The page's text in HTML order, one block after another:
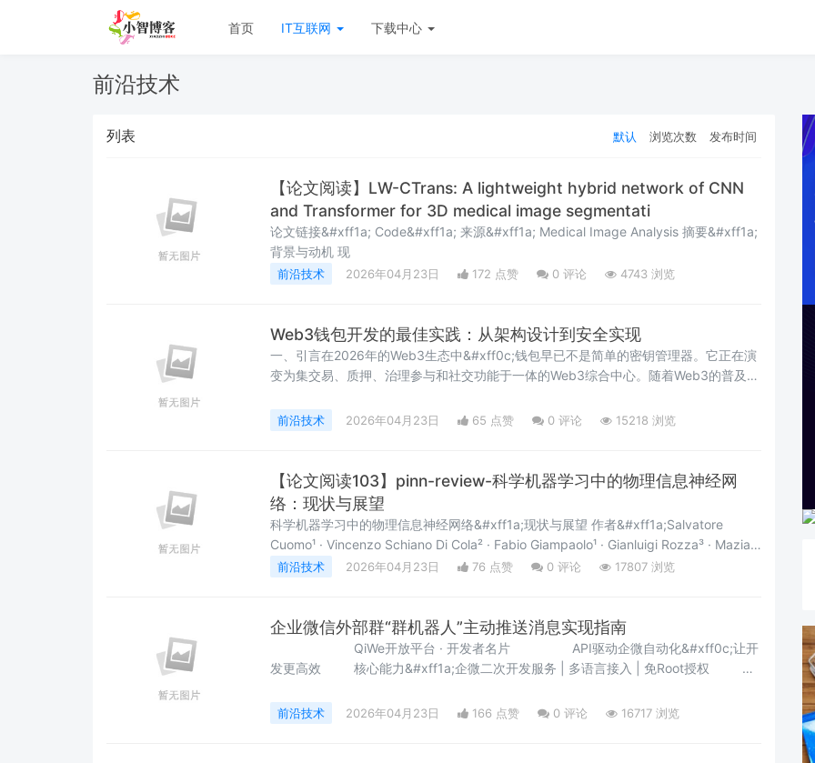
首页 IT互联网 下载中心
前沿技术
列表 默认 浏览次数 发布时间
【论文阅读】LW-CTrans: A lightweight hybrid network of CNN
and Transformer for 3D medical image segmentati
论文链接&#xff1a; Code&#xff1a; 来源&#xff1a; Medical Image Analysis 摘要&#xff1a;
背景与动机 现
前沿技术 2026年04月23日 172 点赞 0 评论 4743 浏览
Web3钱包开发的最佳实践：从架构设计到安全实现
一、引言在2026年的Web3生态中&#xff0c;钱包早已不是简单的密钥管理器。它正在演
变为集交易、质押、治理参与和社交功能于一体的Web3综合中心。随着Web3的普及不
性与易用性的钱包解决方案。本文旨在为开发者提供一份系统性的Web3钱包开发指南
&#xff0c;涵盖架构选择、安全设计、技术栈选型、账户抽象集成
前沿技术 2026年04月23日 65 点赞 0 评论 15218 浏览
【论文阅读103】pinn-review-科学机器学习中的物理信息神经网
络：现状与展望
科学机器学习中的物理信息神经网络&#xff1a;现状与展望 作者&#xff1a;Salvatore
Cuomo¹ · Vincenzo Schiano Di Cola² · Fabio Giampaolo¹ · Gianluigi Rozza³ · Maziar
Raissi⁴ · Francesco Piccialli¹ 在线发表&#xff1a;2022年7月26日 摘要物理信息神经网络
前沿技术 2026年04月23日 76 点赞 0 评论 17807 浏览
企业微信外部群“群机器人”主动推送消息实现指南
​ QiWe开放平台 · 开发者名片 API驱动企微自动化&#xff0c;让开
发更高效 核心能力&#xff1a;企微二次开发服务 | 多语言接入 | 免Root授权 官
前沿技术 2026年04月23日 166 点赞 0 评论 16717 浏览